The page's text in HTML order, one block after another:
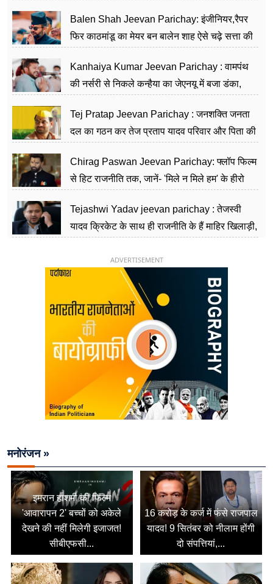
Balen Shah Jeevan Parichay: इंजीनियर,रैपर
फिर काठमांडू का मेयर बन बालेन शाह ऐसे चढ़े सत्ता की
Kanhaiya Kumar Jeevan Parichay : वामपंथ
की नर्सरी से निकले कन्हैया का जेएनयू में बजा डंका,
Tej Pratap Jeevan Parichay : जनशक्ति जनता
दल का गठन कर तेज प्रताप यादव परिवार और पिता की
Chirag Paswan Jeevan Parichay: फ्लॉप फिल्म
से हिट राजनीति तक, जानें- 'मिले न मिले हम' के हीरो
Tejashwi Yadav jeevan parichay : तेजस्वी
यादव क्रिकेट के साथ ही राजनीति के हैं माहिर खिलाड़ी,
ADVERTISEMENT
मनोरंजन »
इमरान हाशमी की फिल्म
'आवारापन 2' बच्चों को अकेले
देखने की नहीं मिलेगी इजाजत!
सीबीएफसी...
16 करोड़ के कर्ज में फंसे राजपाल
यादव! 9 सितंबर को नीलाम होंगी
दो संपत्तियां,...